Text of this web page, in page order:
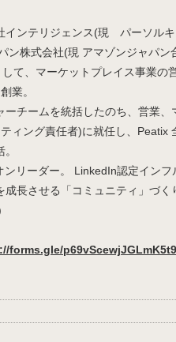
インテリジェンス(現 パーソル
ン株式会社(現 アマゾンジャパン
て、マーケットプレイス事業の
業。
ーチームを統括したのち、営業
ィング責任者)に就任し、Peatix
ンリーダー。 LinkedIn認定インフ
成長させる「コミュニティ」づ
forms.gle/p69vScewjJGLmK5t9